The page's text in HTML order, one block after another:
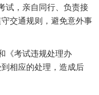
试，亲自同行、负责接
交通规则，避免意外事
《考试违规处理办
相应的处理，造成后